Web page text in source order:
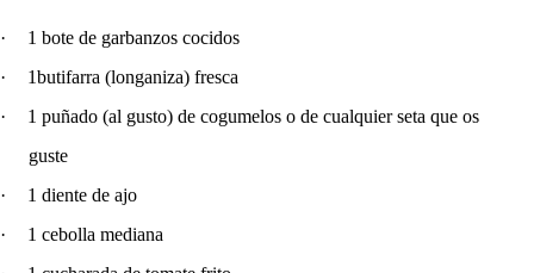
·
1 bote de garbanzos cocidos
·
1butifarra (longaniza) fresca
·
1 puñado (al gusto) de cogumelos o de cualquier seta que os
guste
·
1 diente de ajo
·
1 cebolla mediana